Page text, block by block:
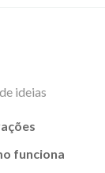
ideias
funciona